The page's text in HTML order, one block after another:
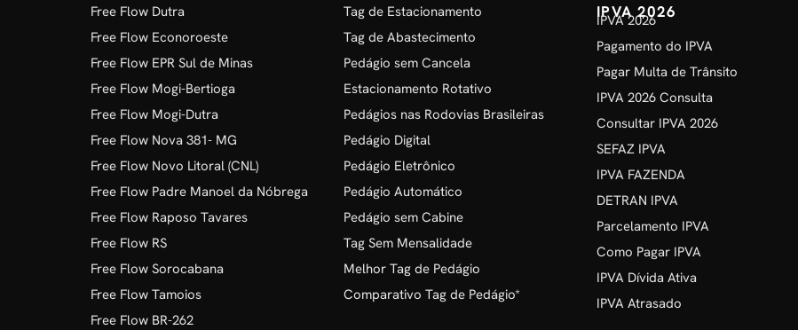
Free Flow Dutra
Free Flow Econoroeste
Free Flow EPR Sul de Minas
Free Flow Mogi-Bertioga
Free Flow Mogi-Dutra
Free Flow Nova 381- MG
Free Flow Novo Litoral (CNL)
Free Flow Padre Manoel da Nóbrega
Free Flow Raposo Tavares
Free Flow RS
Free Flow Sorocabana
Free Flow Tamoios
Free Flow BR-262
Tag de Estacionamento
Tag de Abastecimento
Pedágio sem Cancela
Estacionamento Rotativo
Pedágios nas Rodovias Brasileiras
Pedágio Digital
Pedágio Eletrônico
Pedágio Automático
Pedágio sem Cabine
Tag Sem Mensalidade
Melhor Tag de Pedágio
Comparativo Tag de Pedágio*
IPVA 2026
IPVA 2026
Pagamento do IPVA
Pagar Multa de Trânsito
IPVA 2026 Consulta
Consultar IPVA 2026
SEFAZ IPVA
IPVA FAZENDA
DETRAN IPVA
Parcelamento IPVA
Como Pagar IPVA
IPVA Dívida Ativa
IPVA Atrasado